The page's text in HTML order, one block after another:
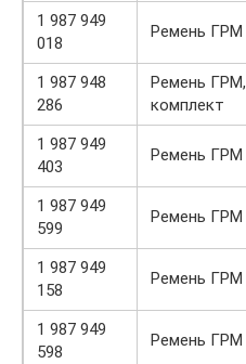
1 987 949
018
Ремень ГРМ
1 987 948
286
Ремень ГРМ,
комплект
1 987 949
403
Ремень ГРМ
1 987 949
599
Ремень ГРМ
1 987 949
158
Ремень ГРМ
1 987 949
598
Ремень ГРМ